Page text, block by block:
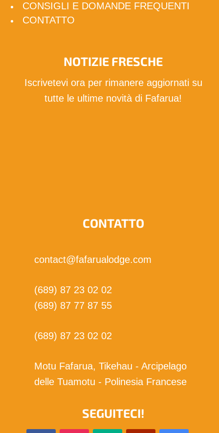
CONSIGLI E DOMANDE FREQUENTI
CONTATTO
NOTIZIE FRESCHE
Iscrivetevi ora per rimanere aggiornati su
tutte le ultime novità di Fafarua!
CONTATTO
contact@fafarualodge.com
(689) 87 23 02 02
(689) 87 77 87 55
(689) 87 23 02 02
Motu Fafarua, Tikehau - Arcipelago
delle Tuamotu - Polinesia Francese
SEGUITECI!